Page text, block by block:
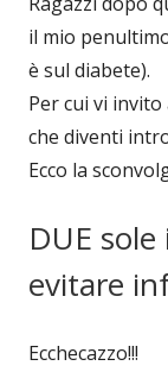
il mio
è sul diabete).
Per cui vi
che diventi
Ecco la
DUE
evitare
Ecchecazzo!!!